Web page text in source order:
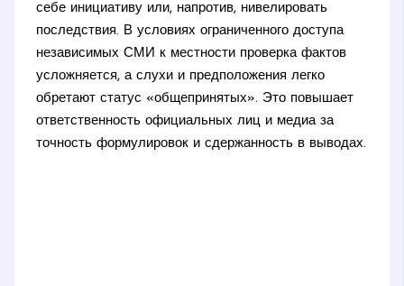
себе инициативу или, напротив, нивелировать
последствия. В условиях ограниченного доступа
независимых СМИ к местности проверка фактов
усложняется, а слухи и предположения легко
обретают статус «общепринятых». Это повышает
ответственность официальных лиц и медиа за
точность формулировок и сдержанность в выводах.